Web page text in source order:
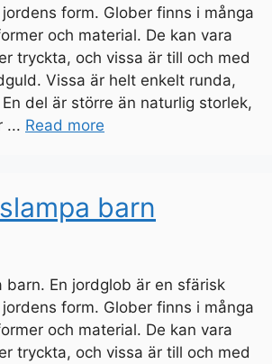
form. Glober finns i många
och material. De kan vara
tryckta, och vissa är till och med
Vissa är helt enkelt runda,
del är större än naturlig storlek,
... Read more
barn
barn. En jordglob är en sfärisk
form. Glober finns i många
och material. De kan vara
tryckta, och vissa är till och med